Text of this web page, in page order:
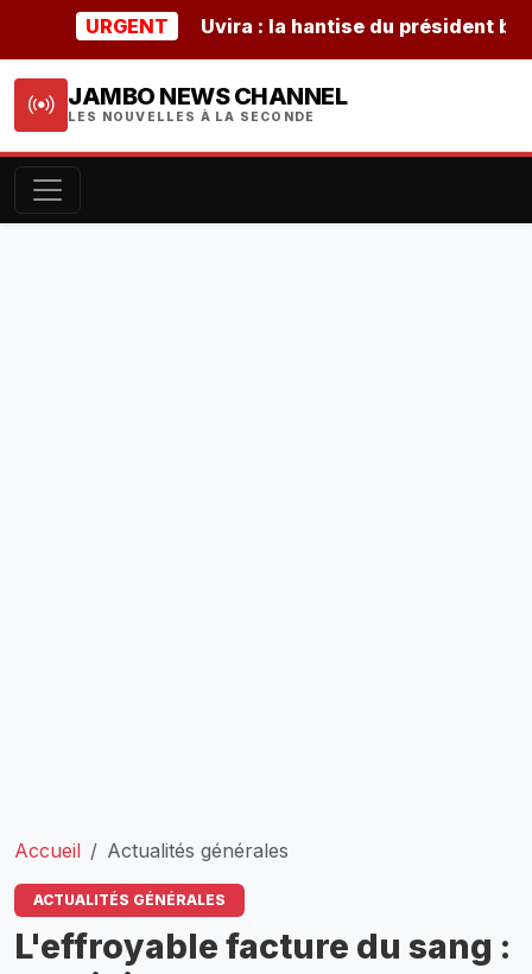
URGENT Uvira : la hantise du président
JAMBO NEWS CHANNEL
LES NOUVELLES À LA SECONDE
Accueil Actualités générales
ACTUALITÉS GÉNÉRALES
L'effroyable facture du sang :